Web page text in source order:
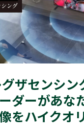
ザセンシン
ダーがあな
をハイクオ